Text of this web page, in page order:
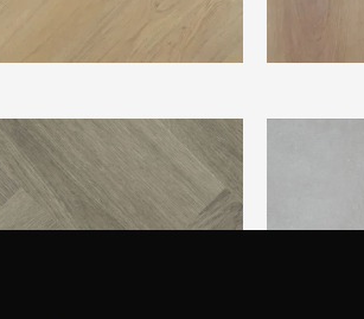
Visgraat M-9758